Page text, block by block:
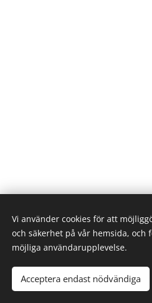
Fyndhuset Antikt &
Cookies
Vi använder cookies för att
och säkerhet på vår hemsida, och
möjliga användarupplevelse.
Acceptera endast nödvändiga